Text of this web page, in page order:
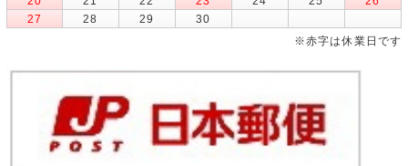
27
28 29
30
※赤字は休業日です